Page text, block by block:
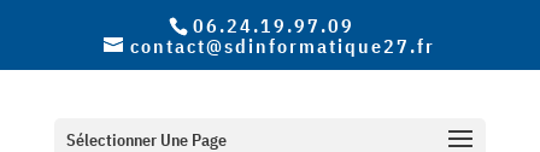
06.24.19.97.09
contact@sdinformatique27.fr
Sélectionner Une Page